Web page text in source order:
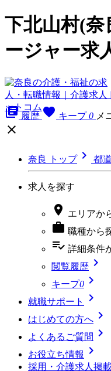
下北山村(
ージャー求
library_books 履歴 favorite キープ 0 メ

奈良 トップ 都
求人を探す
 エリアか
 職種から
playlist_add_check 詳細条件
閲覧履歴 
キープ0 
就職サポート 
はじめての方へ 
よくあるご質問 
お役立ち情報 
採用・介護求人掲